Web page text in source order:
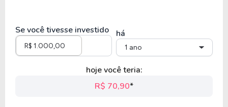
Se você tivesse investido há
1 ano
hoje você teria:
R$ 70,90*